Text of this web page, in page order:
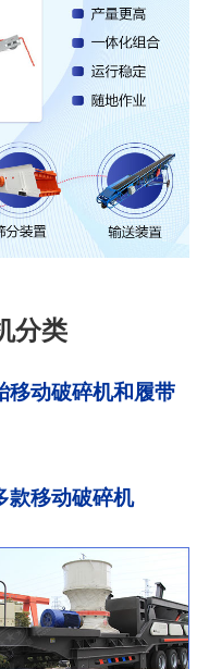
分类
移动破碎机和履带
款移动破碎机